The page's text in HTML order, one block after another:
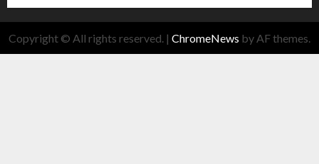
Copyright © All rights reserved. | ChromeNews by AF themes.